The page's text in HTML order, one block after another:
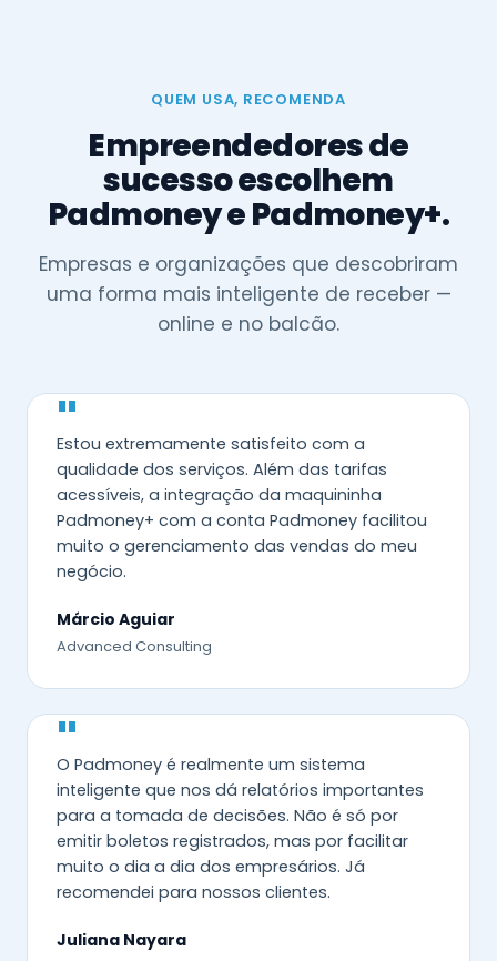
QUEM USA, RECOMENDA
Empreendedores de
sucesso escolhem
Padmoney e Padmoney+.
Empresas e organizações que descobriram
uma forma mais inteligente de receber —
online e no balcão.
"
Estou extremamente satisfeito com a
qualidade dos serviços. Além das tarifas
acessíveis, a integração da maquininha
Padmoney+ com a conta Padmoney facilitou
muito o gerenciamento das vendas do meu
negócio.
Márcio Aguiar
Advanced Consulting
"
O Padmoney é realmente um sistema
inteligente que nos dá relatórios importantes
para a tomada de decisões. Não é só por
emitir boletos registrados, mas por facilitar
muito o dia a dia dos empresários. Já
recomendei para nossos clientes.
Juliana Nayara